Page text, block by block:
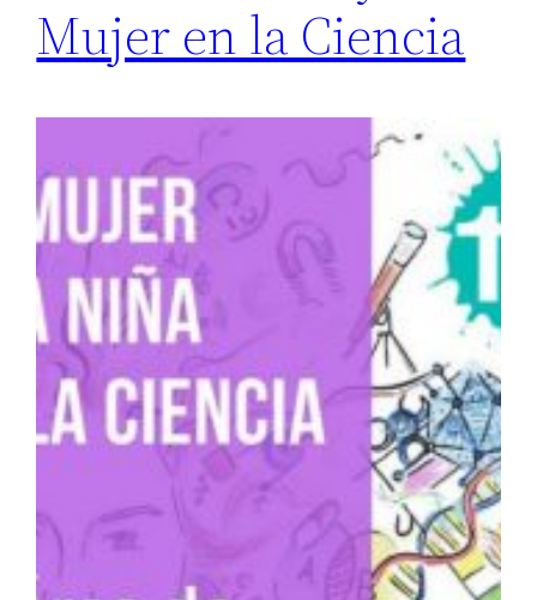
Mujer en la Ciencia